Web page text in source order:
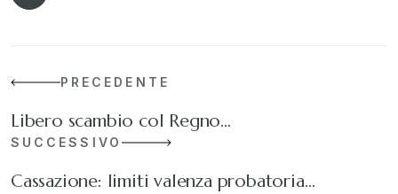
PRECEDENTE
Libero scambio col Regno…
SUCCESSIVO
Cassazione: limiti valenza probatoria…